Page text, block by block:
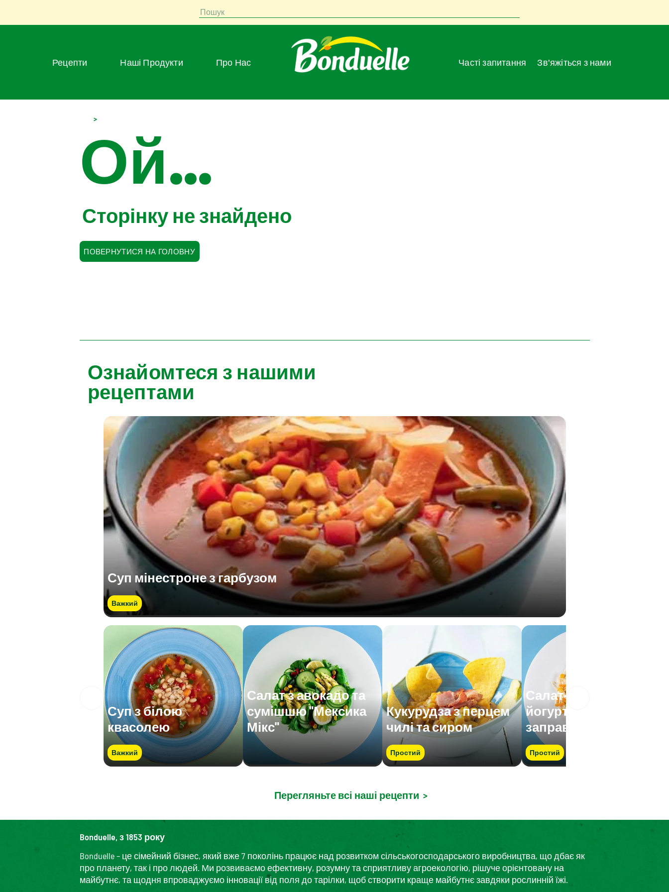
Пошук
Рецепти Наші Продукти Про Нас Часті запитання Зв'яжіться з нами
>
Ой...
Сторінку не знайдено
ПОВЕРНУТИСЯ НА ГОЛОВНУ
Ознайомтеся з нашими
рецептами
Суп мінестроне з гарбузом
Важкий
Суп з білою
квасолею
Важкий
Салат з авокадо та
сумішшю "Мексика
Мікс"
Кукурудза з перцем
чилі та сиром
Простий
Салат-асорті з
йогуртовою
заправкою
Простий
Перегляньте всі наші рецепти >
Bonduelle, з 1853 року
Bonduelle – це сімейний бізнес, який вже 7 поколінь працює над розвитком сільськогосподарського виробництва, що дбає як
про планету, так і про людей. Ми розвиваємо ефективну, розумну та сприятливу агроекологію, рішуче орієнтовану на
майбутнє, та щодня впроваджуємо інновації від поля до тарілки, щоб створити краще майбутнє завдяки рослинній їжі.